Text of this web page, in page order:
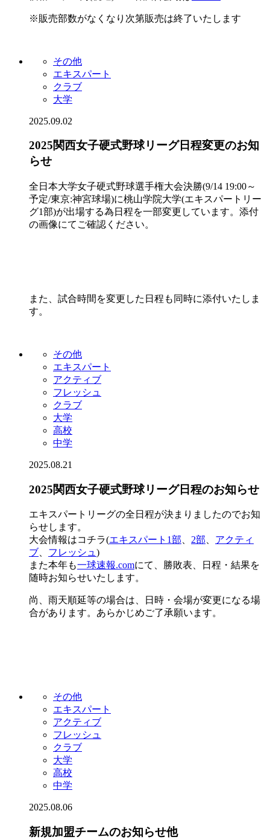
※販売部数がなくなり次第販売は終了いたします
その他
エキスパート
クラブ
大学
2025.09.02
2025関西女子硬式野球リーグ日程変更のお知
らせ
全日本大学女子硬式野球選手権大会決勝(9/14 19:00～
予定/東京:神宮球場)に桃山学院大学(エキスパートリー
グ1部)が出場する為日程を一部変更しています。添付
の画像にてご確認ください。
また、試合時間を変更した日程も同時に添付いたしま
す。
その他
エキスパート
アクティブ
フレッシュ
クラブ
大学
高校
中学
2025.08.21
2025関西女子硬式野球リーグ日程のお知らせ
エキスパートリーグの全日程が決まりましたのでお知
らせします。
大会情報はコチラ(エキスパート1部、 2部、 アクティ
ブ、 フレッシュ)
また本年も一球速報.comにて、勝敗表、日程・結果を
随時お知らせいたします。
尚、雨天順延等の場合は、日時・会場が変更になる場
合があります。あらかじめご了承願います。
その他
エキスパート
アクティブ
フレッシュ
クラブ
大学
高校
中学
2025.08.06
新規加盟チームのお知らせ他